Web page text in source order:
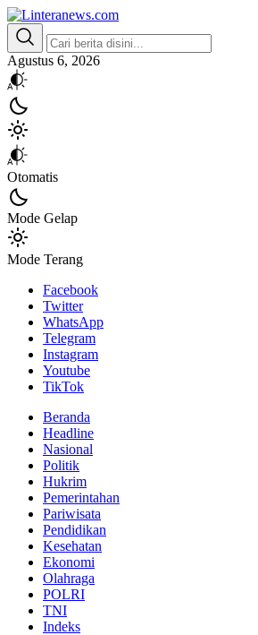
Linteranews.com
Lintas Informasi Tercepat dan Akurat
Agustus 6, 2026
Otomatis
Mode Gelap
Mode Terang
Facebook
Twitter
WhatsApp
Telegram
Instagram
Youtube
TikTok
Beranda
Headline
Nasional
Politik
Hukrim
Pemerintahan
Pariwisata
Pendidikan
Kesehatan
Ekonomi
Olahraga
POLRI
TNI
Indeks